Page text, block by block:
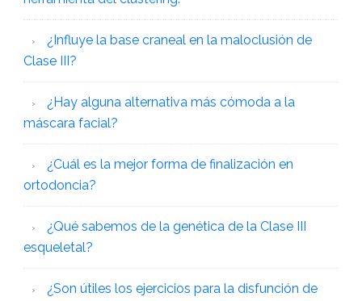
¿Influye la base craneal en la maloclusión de
Clase III?
¿Hay alguna alternativa más cómoda a la
máscara facial?
¿Cuál es la mejor forma de finalización en
ortodoncia?
¿Qué sabemos de la genética de la Clase III
esqueletal?
¿Son útiles los ejercicios para la disfunción de